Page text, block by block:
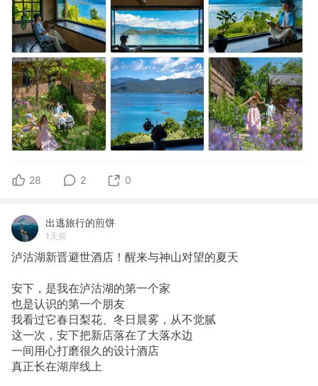
28 2 0
出逃旅行的煎饼
1天前
泸沽湖新晋避世酒店！醒来与神山对望的夏天
安下，是我在泸沽湖的第一个家
也是认识的第一个朋友
我看过它春日梨花、冬日晨雾，从不觉腻
这一次，安下把新店落在了大落水边
一间用心打磨很久的设计酒店
真正长在湖岸线上